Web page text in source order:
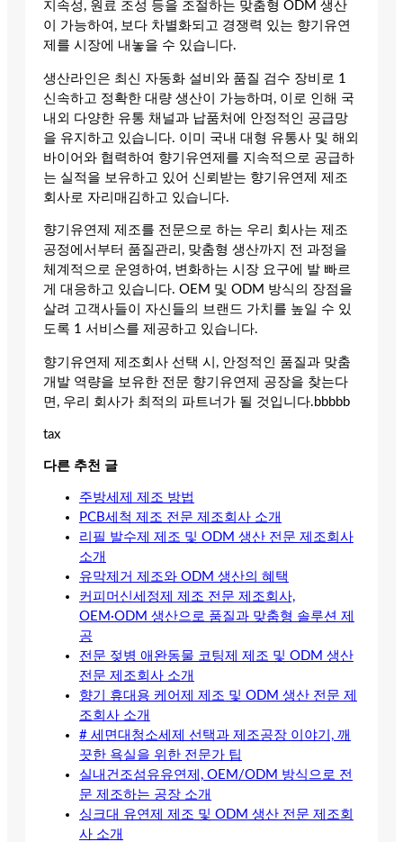
지속성, 원료 조성 등을 조절하는 맞춤형 ODM 생산
이 가능하여, 보다 차별화되고 경쟁력 있는 향기유연
제를 시장에 내놓을 수 있습니다.
생산라인은 최신 자동화 설비와 품질 검수 장비로 1
신속하고 정확한 대량 생산이 가능하며, 이로 인해 국
내외 다양한 유통 채널과 납품처에 안정적인 공급망
을 유지하고 있습니다. 이미 국내 대형 유통사 및 해외
바이어와 협력하여 향기유연제를 지속적으로 공급하
는 실적을 보유하고 있어 신뢰받는 향기유연제 제조
회사로 자리매김하고 있습니다.
향기유연제 제조를 전문으로 하는 우리 회사는 제조
공정에서부터 품질관리, 맞춤형 생산까지 전 과정을
체계적으로 운영하여, 변화하는 시장 요구에 발 빠르
게 대응하고 있습니다. OEM 및 ODM 방식의 장점을
살려 고객사들이 자신들의 브랜드 가치를 높일 수 있
도록 1 서비스를 제공하고 있습니다.
향기유연제 제조회사 선택 시, 안정적인 품질과 맞춤
개발 역량을 보유한 전문 향기유연제 공장을 찾는다
면, 우리 회사가 최적의 파트너가 될 것입니다.bbbbb
tax
다른 추천 글
주방세제 제조 방법
PCB세척 제조 전문 제조회사 소개
리필 발수제 제조 및 ODM 생산 전문 제조회사
소개
유막제거 제조와 ODM 생산의 혜택
커피머신세정제 제조 전문 제조회사,
OEM·ODM 생산으로 품질과 맞춤형 솔루션 제
공
전문 젖병 애완동물 코팅제 제조 및 ODM 생산
전문 제조회사 소개
향기 휴대용 케어제 제조 및 ODM 생산 전문 제
조회사 소개
# 세면대청소세제 선택과 제조공장 이야기, 깨
끗한 욕실을 위한 전문가 팁
실내건조섬유유연제, OEM/ODM 방식으로 전
문 제조하는 공장 소개
싱크대 유연제 제조 및 ODM 생산 전문 제조회
사 소개